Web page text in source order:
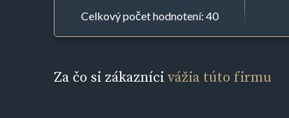
Celkový počet hodnotení: 40
Za čo si zákaznícivážia túto firmu